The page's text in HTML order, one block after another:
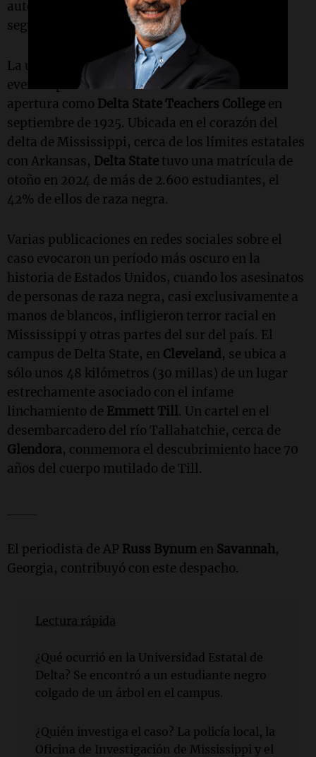
autoridades toda la información necesaria. Y
seguimos esperando respuestas".
La universidad canceló el lunes las clases y los
eventos para celebrar el 100 aniversario de su
apertura como Delta State Teachers College en
septiembre de 1925. Ubicada en el corazón del
delta de Mississippi, cerca de los límites estatales
con Arkansas, Delta State tuvo una matrícula de
otoño en 2024 de más de 2.600 estudiantes, el
42% de ellos de raza negra.
Varias publicaciones en redes sociales sobre el
caso evocaron un período más oscuro en la
historia de Estados Unidos, cuando los asesinatos
de personas de raza negra, casi exclusivamente a
manos de blancos, infligieron terror racial en
Mississippi y otras partes del sur del país. El
campus de Delta State, en Cleveland , se ubica a
sólo unos 48 kilómetros (30 millas) de un lugar
estrechamente asociado con el infame
linchamiento de Emmett Till. Un cartel en el
desembarcadero del río Tallahatchie, cerca de
Glendora, conmemora el descubrimiento hace 70
años del cuerpo mutilado de Till.
El periodista de AP Russ Bynum en Savannah,
Georgia, contribuyó con este despacho.
Lectura rápida
¿Qué ocurrió en la Universidad Estatal de
Delta? Se encontró a un estudiante negro
colgado de un árbol en el campus.
¿Quién investiga el caso? La policía local, la
Oficina de Investigación de Mississippi y el